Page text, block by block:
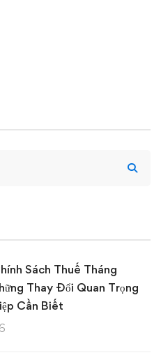
Sách Thuế Tháng
Thay Đổi Quan Trọng
Cần Biết